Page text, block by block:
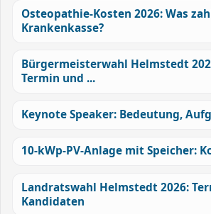
Osteopathie-Kosten 2026: Was
Krankenkasse?
Bürgermeisterwahl Helmstedt
Termin und ...
Keynote Speaker: Bedeutung,
10-kWp-PV-Anlage mit Speicher:
Landratswahl Helmstedt 2026:
Kandidaten